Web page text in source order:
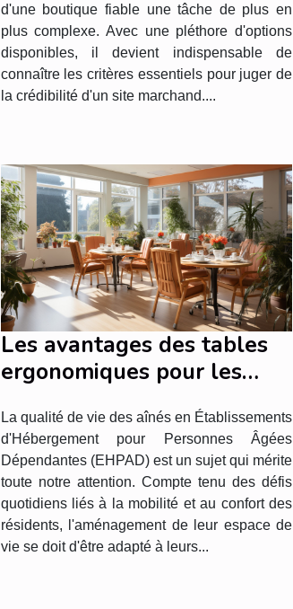
d'une boutique fiable une tâche de plus en
plus complexe. Avec une pléthore d'options
disponibles, il devient indispensable de
connaître les critères essentiels pour juger de
la crédibilité d'un site marchand....
Les avantages des tables
ergonomiques pour les
La qualité de vie des aînés en Établissements
d'Hébergement pour Personnes Âgées
Dépendantes (EHPAD) est un sujet qui mérite
toute notre attention. Compte tenu des défis
quotidiens liés à la mobilité et au confort des
résidents, l'aménagement de leur espace de
vie se doit d'être adapté à leurs...